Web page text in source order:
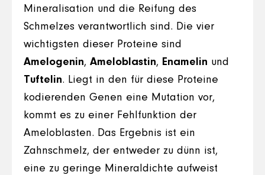
Mineralisation und die Reifung des
Schmelzes verantwortlich sind. Die vier
wichtigsten dieser Proteine sind
Amelogenin, Ameloblastin, Enamelin und
Tuftelin. Liegt in den für diese Proteine
kodierenden Genen eine Mutation vor,
kommt es zu einer Fehlfunktion der
Ameloblasten. Das Ergebnis ist ein
Zahnschmelz, der entweder zu dünn ist,
eine zu geringe Mineraldichte aufweist